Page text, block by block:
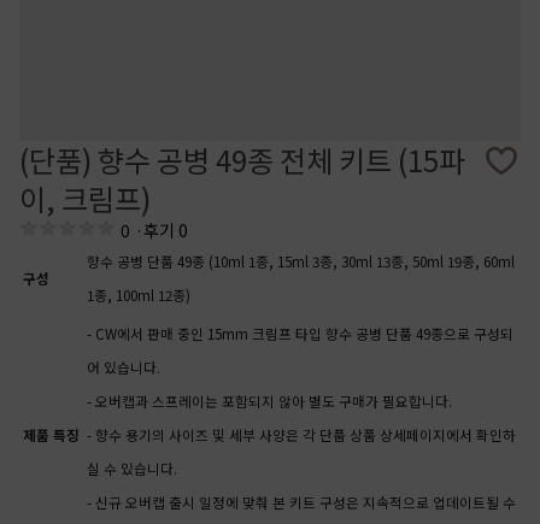
(단품) 향수 공병 49종 전체 키트 (15파
이, 크림프)
0 · 후기 0
구성
향수 공병 단품 49종 (10ml 1종, 15ml 3종, 30ml 13종, 50ml 19종, 60ml
1종, 100ml 12종)
제품 특징
- CW에서 판매 중인 15mm 크림프 타입 향수 공병 단품 49종으로 구성되
어 있습니다.
- 오버캡과 스프레이는 포함되지 않아 별도 구매가 필요합니다.
- 향수 용기의 사이즈 및 세부 사양은 각 단품 상품 상세페이지에서 확인하
실 수 있습니다.
- 신규 오버캡 출시 일정에 맞춰 본 키트 구성은 지속적으로 업데이트될 수